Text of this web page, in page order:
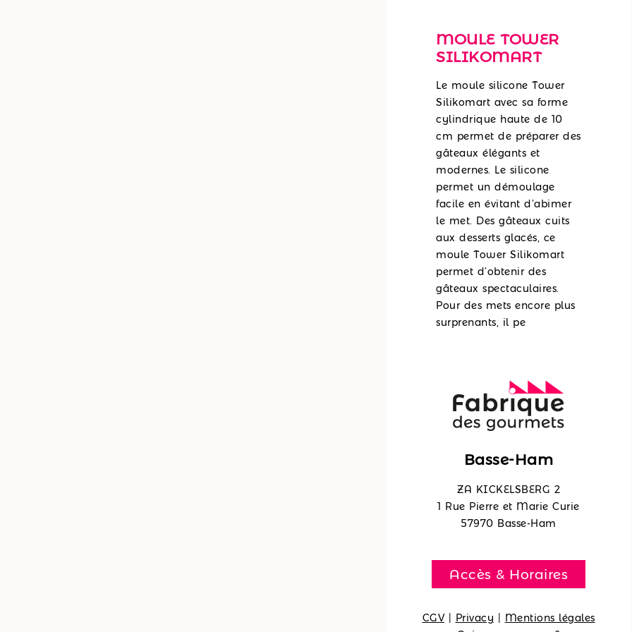
MOULE TOWER
SILIKOMART
Le moule silicone Tower
Silikomart avec sa forme
cylindrique haute de 10
cm permet de préparer des
gâteaux élégants et
modernes. Le silicone
permet un démoulage
facile en évitant d’abimer
le met. Des gâteaux cuits
aux desserts glacés, ce
moule Tower Silikomart
permet d’obtenir des
gâteaux spectaculaires.
Pour des mets encore plus
surprenants, il pe
Basse-Ham
ZA KICKELSBERG 2
1 Rue Pierre et Marie Curie
57970 Basse-Ham
Accès & Horaires
CGV| Privacy
Mentions légales